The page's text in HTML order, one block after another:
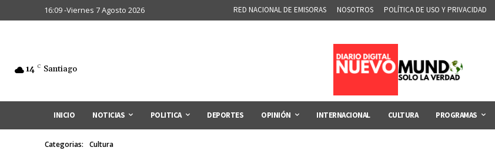
16:09 -Viernes 7 Agosto 2026 RED NACIONAL DE EMISORAS NOSOTROS POLÍTICA DE USO Y PRIVACIDAD
14 C Santiago
INICIO NOTICIAS POLITICA DEPORTES OPINIÓN INTERNACIONAL CULTURA PROGRAMAS
Categorias: Cultura